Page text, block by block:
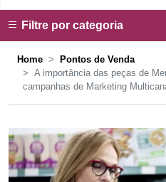
Filtre por categoria
Home
Pontos de Venda
A importância das peças de
campanhas de Marketing